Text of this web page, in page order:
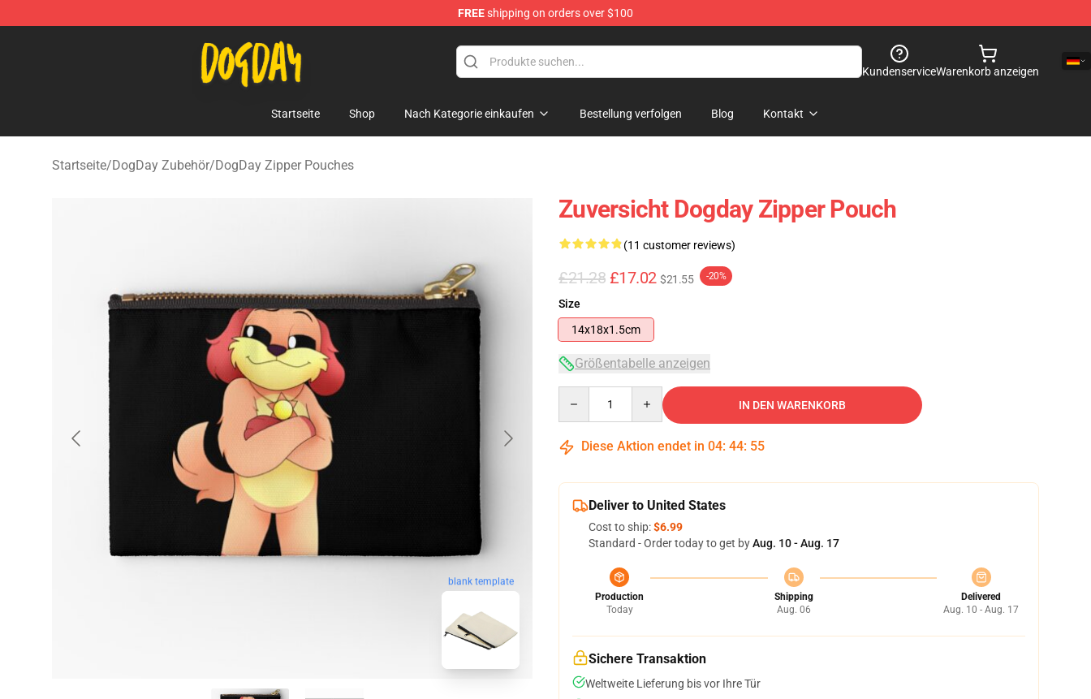
FREEshipping on orders over $100
DogDay Store - Official DogDay Merchandise Shop
KundenserviceWarenkorb anzeigen
Startseite Shop Nach Kategorie einkaufen Bestellung verfolgen Blog Kontakt
Startseite/DogDay Zubehör/DogDay Zipper Pouches
blank template
Zuversicht Dogday Zipper Pouch
(11 customer reviews)
£21.28 £17.02 $21.55 -20%
Size
14x18x1.5cm
Größentabelle anzeigen
IN DEN WARENKORB
Diese Aktion endet in 04: 44: 54
Deliver to United States
Cost to ship:$6.99
Standard - Order today to get byAug. 10 - Aug. 17
Production
Today
Shipping
Aug. 06
Delivered
Aug. 10 - Aug. 17
Sichere Transaktion
Weltweite Lieferung bis vor Ihre Tür